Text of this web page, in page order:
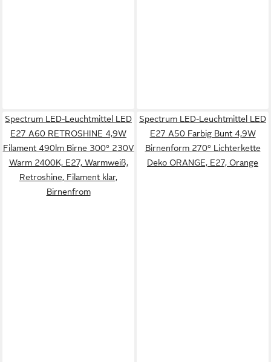
Spectrum LED-Leuchtmittel LED
E27 A60 RETROSHINE 4,9W
Filament 490lm Birne 300° 230V
Warm 2400K, E27, Warmweiß,
Retroshine, Filament klar,
Birnenfrom
Spectrum LED-Leuchtmittel LED
E27 A50 Farbig Bunt 4,9W
Birnenform 270° Lichterkette
Deko ORANGE, E27, Orange